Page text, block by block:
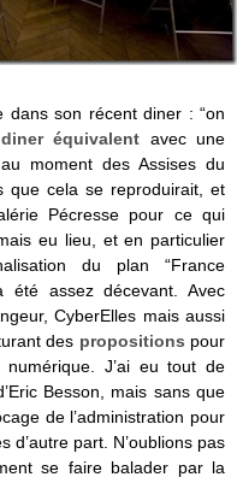
dans son récent diner : “on
diner équivalent avec une
moment des Assises du
que cela se reproduirait, et
Pécresse pour ce qui
eu lieu, et en particulier
du plan “France
été assez décevant. Avec
CyberElles mais aussi
des propositions pour
numérique. J’ai eu tout de
Besson, mais sans que
de l’administration pour
part. N’oublions pas
se faire balader par la